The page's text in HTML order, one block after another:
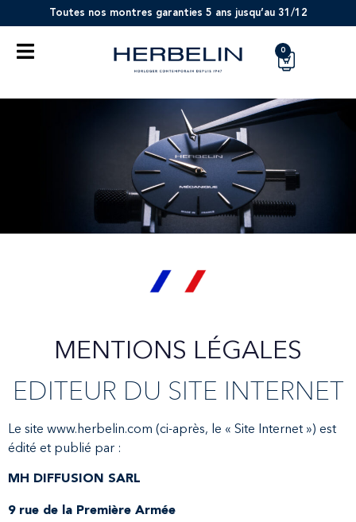
Toutes nos montres garanties 5 ans jusqu’au 31/12
0
MENTIONS LÉGALES
EDITEUR DU SITE INTERNET
Le site www.herbelin.com (ci-après, le « Site Internet ») est
édité et publié par :
MH DIFFUSION SARL
9 rue de la Première Armée